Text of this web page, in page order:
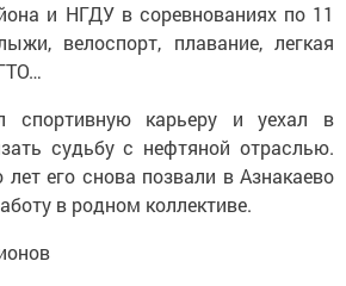
и НГДУ в соревнованиях по 11
велоспорт, плавание, легкая
спортивную карьеру и уехал в
судьбу с нефтяной отраслью.
лет его снова позвали в Азнакаево
в родном коллективе.